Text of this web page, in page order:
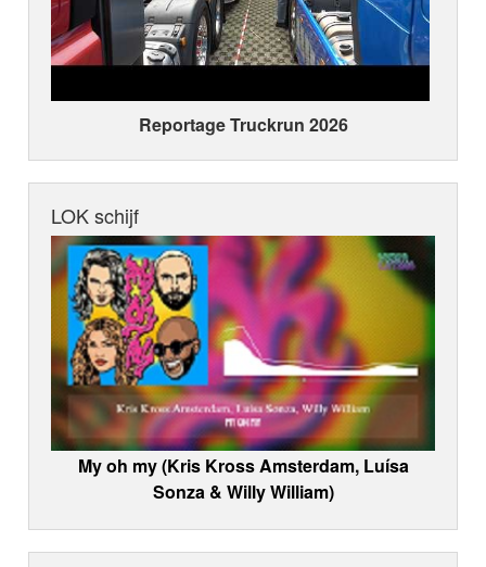
Reportage Truckrun 2026
LOK schijf
My oh my (Kris Kross Amsterdam, Luísa
Sonza & Willy William)